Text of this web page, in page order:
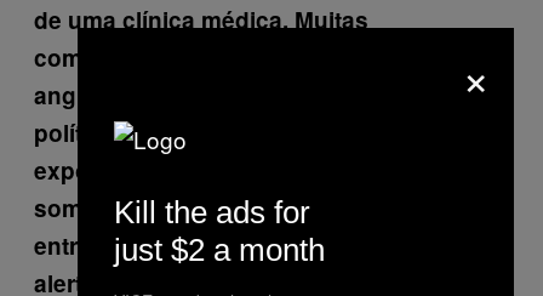
de uma clínica médica. Muitas
composições suas abordam temas
angustiantes de natureza psicológica ou
política, mas muito poucos artistas
expõem seu público a essas experiências
sombrias e de difícil digestão, preferindo
entreter. O seu show deveria vir com um
alerta de gatilho?
×
Kill the ads for
just $2 a month